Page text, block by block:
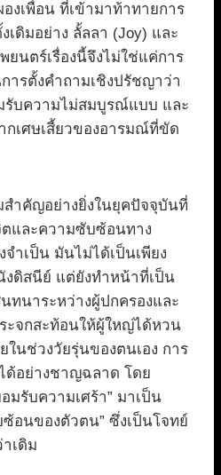
องเพื่อน ที่เข้ามาท้าทายการ
ดิมอย่าง ลั้ลลา (Joy) และ
ยนตร์เรื่องนี้จึงไม่ใช่แค่การ
ารตั้งคำถามเชิงปรัชญาว่า
รับความไม่สมบูรณ์แบบ และ
กเศษเสี้ยวของอารมณ์ที่ขัด
ำคัญอย่างยิ่งในยุคปัจจุบันที่
ตและความซับซ้อนทาง
ำเป็น มันไม่ได้เป็นเพียง
งดิสนีย์ แต่ยังทำหน้าที่เป็น
ทนาระหว่างผู้ปกครองและ
ะจกสะท้อนให้ผู้ใหญ่ได้หวน
นช่วงวัยรุ่นของตนเอง การ
ด้อย่างชาญฉลาด โดย
มรับความเศร้า” มาเป็น
อนของตัวตน” ซึ่งเป็นโจทย์
เดิม